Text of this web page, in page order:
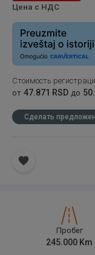
Цена с НДС
Стоимость
от 47.871 RSD до
Сделать
Пробег
245.000 Km